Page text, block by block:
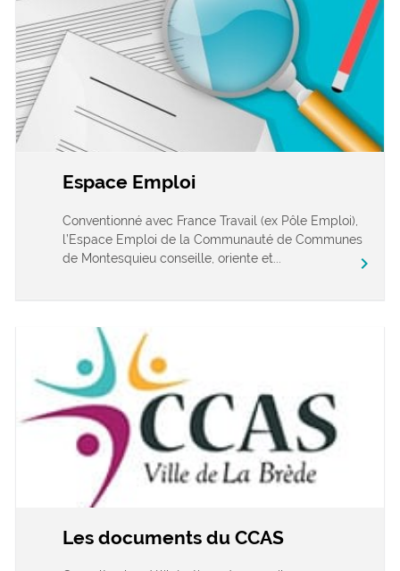
Espace Emploi
Conventionné avec France Travail (ex Pôle Emploi),
l’Espace Emploi de la Communauté de Communes
de Montesquieu conseille, oriente et...
chevron_right
Les documents du CCAS